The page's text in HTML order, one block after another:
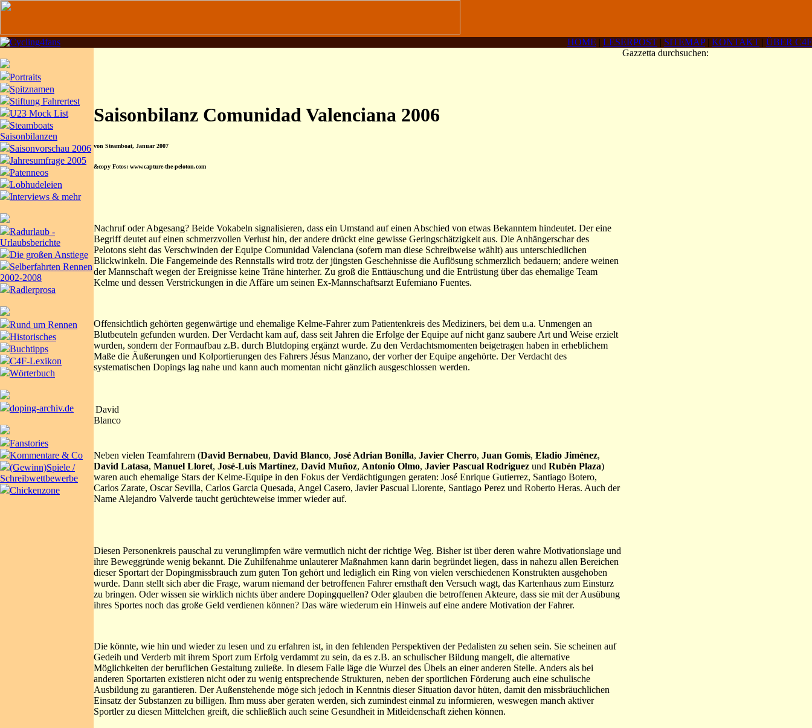
HOME | LESERPOST | SITEMAP| KONTAKT | ÜBER C4F
Portraits
Spitznamen
Stiftung Fahrertest
U23 Mock List
Steamboats
Saisonbilanzen
Saisonvorschau 2006
Jahresumfrage 2005
Patenneos
Lobhudeleien
Interviews & mehr
Radurlaub -
Urlaubsberichte
Die großen Anstiege
Selberfahrten Rennen
2002-2008
Radlerprosa
Rund um Rennen
Historisches
Buchtipps
C4F-Lexikon
Wörterbuch
doping-archiv.de
Fanstories
Kommentare & Co
(Gewinn)Spiele /
Schreibwettbewerbe
Chickenzone
Saisonbilanz Comunidad Valenciana 2006
von Steamboat, Januar 2007
&copy Fotos: www.capture-the-peloton.com
Nachruf oder Abgesang? Beide Vokabeln signalisieren, dass ein Umstand auf einen Abschied von etwas Bekanntem hindeutet. Der eine
Begriff deutet auf einen schmerzvollen Verlust hin, der andere drückt eine gewisse Geringschätzigkeit aus. Die Anhängerschar des
Pelotons sieht das Verschwinden der Equipe Comunidad Valenciana (sofern man diese Schreibweise wählt) aus unterschiedlichen
Blickwinkeln. Die Fangemeinde des Rennstalls wird trotz der jüngsten Geschehnisse die Auflösung schmerzlich bedauern; andere weinen
der Mannschaft wegen der Ereignisse keine Träne hinterher. Zu groß die Enttäuschung und die Entrüstung über das ehemalige Team
Kelme und dessen Verstrickungen in die Affäre um seinen Ex-Mannschaftsarzt Eufemiano Fuentes.
Offensichtlich gehörten gegenwärtige und ehemalige Kelme-Fahrer zum Patientenkreis des Mediziners, bei dem u.a. Unmengen an
Blutbeuteln gefunden wurden. Der Verdacht kam auf, dass seit Jahren die Erfolge der Equipe auf nicht ganz saubere Art und Weise erzielt
wurden, sondern der Formaufbau z.B. durch Blutdoping ergänzt wurde. Zu den Verdachtsmomenten beigetragen haben in erheblichem
Maße die Äußerungen und Kolportierungen des Fahrers Jésus Manzano, der vorher der Equipe angehörte. Der Verdacht des
systematischen Dopings lag nahe und kann auch momentan nicht gänzlich ausgeschlossen werden.
David
Blanco
Neben vielen Teamfahrern (David Bernabeu, David Blanco, José Adrian Bonilla, Javier Cherro, Juan Gomis, Eladio Jiménez,
David Latasa, Manuel Lloret, José-Luis Martínez, David Muñoz, Antonio Olmo, Javier Pascual Rodriguez und Rubén Plaza)
waren auch ehemalige Stars der Kelme-Equipe in den Fokus der Verdächtigungen geraten: José Enrique Gutierrez, Santiago Botero,
Carlos Zarate, Oscar Sevilla, Carlos Garcia Quesada, Angel Casero, Javier Pascual Llorente, Santiago Perez und Roberto Heras. Auch der
Name Alejandro Valverde taucht gerüchteweise immer wieder auf.
Diesen Personenkreis pauschal zu verunglimpfen wäre vermutlich nicht der richtige Weg. Bisher ist über deren wahre Motivationslage und
ihre Beweggründe wenig bekannt. Die Zuhilfenahme unlauterer Maßnahmen kann darin begründet liegen, dass in nahezu allen Bereichen
dieser Sportart der Dopingmissbrauch zum guten Ton gehört und lediglich ein Ring von vielen verschiedenen Konstrukten ausgehoben
wurde. Dann stellt sich aber die Frage, warum niemand der betroffenen Fahrer ernsthaft den Versuch wagt, das Kartenhaus zum Einsturz
zu bringen. Oder wissen sie wirklich nichts über andere Dopingquellen? Oder glauben die betroffenen Akteure, dass sie mit der Ausübung
ihres Sportes noch das große Geld verdienen können? Das wäre wiederum ein Hinweis auf eine andere Motivation der Fahrer.
Die könnte, wie hin und wieder zu lesen und zu erfahren ist, in den fehlenden Perspektiven der Pedalisten zu sehen sein. Sie scheinen auf
Gedeih und Verderb mit ihrem Sport zum Erfolg verdammt zu sein, da es z.B. an schulischer Bildung mangelt, die alternative
Möglichkeiten der beruflichen Gestaltung zuließe. In diesem Falle läge die Wurzel des Übels an einer anderen Stelle. Anders als bei
anderen Sportarten existieren nicht oder zu wenig entsprechende Strukturen, neben der sportlichen Förderung auch eine schulische
Ausbildung zu garantieren. Der Außenstehende möge sich jedoch in Kenntnis dieser Situation davor hüten, damit den missbräuchlichen
Einsatz der Substanzen zu billigen. Ihm muss aber geraten werden, sich zumindest einmal zu informieren, weswegen manch aktiver
Sportler zu diesen Mittelchen greift, die schließlich auch seine Gesundheit in Mitleidenschaft ziehen können.
Gazzetta durchsuchen: